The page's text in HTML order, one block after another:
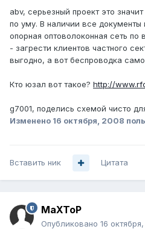
abv, серьезный проект это
по уму. В наличии все
опорная оптоволоконная сеть
- загрести клиентов частного
выгодно, а вот беспроводка
Кто юзал вот такое? http://
g7001, поделись схемой чисто
Изменено 16 октября, 2008
Вставить ник Цитата
MaXToP
Опубликовано 16